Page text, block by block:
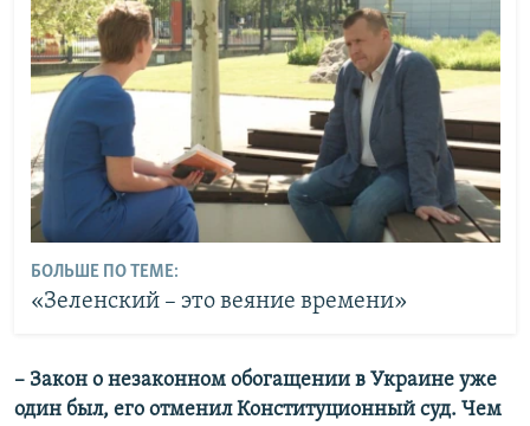
БОЛЬШЕ ПО ТЕМЕ:
«Зеленский – это веяние времени»
– Закон о незаконном обогащении в Украине уже
один был, его отменил Конституционный суд. Чем